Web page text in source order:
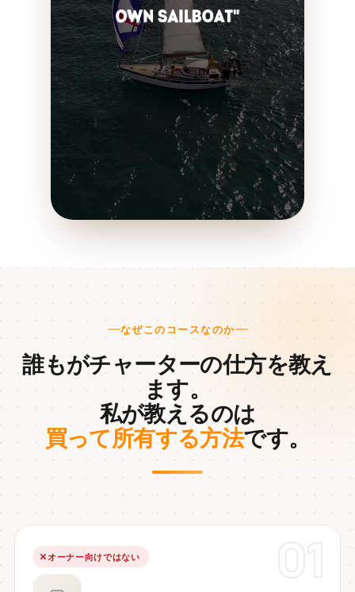
なぜこのコースなのか
誰もがチャーターの仕方を教え
ます。
私が教えるのは
買って所有する方法です。
01
オーナー向けではない